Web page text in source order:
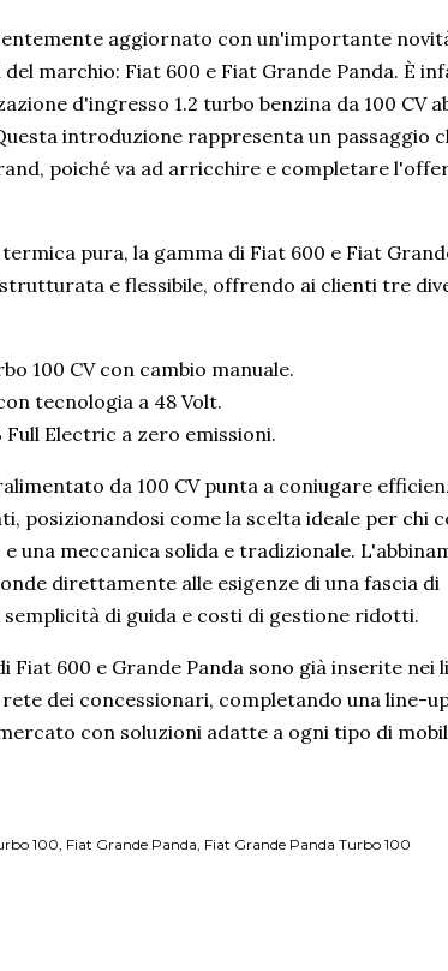
aggiornato con un'importante
marchio: Fiat 600 e Fiat Grande Panda. È
d'ingresso 1.2 turbo benzina da 100 CV
introduzione rappresenta un passaggio
poiché va ad arricchire e completare
pura, la gamma di Fiat 600 e Fiat
e flessibile, offrendo ai clienti tre
100 CV con cambio manuale.
tecnologia a 48 Volt.
Electric a zero emissioni.
da 100 CV punta a coniugare
posizionandosi come la scelta ideale per chi
una meccanica solida e tradizionale.
direttamente alle esigenze di una fascia di
di guida e costi di gestione ridotti.
Fiat 600 e Grande Panda sono già inserite nei
dei concessionari, completando una line-
con soluzioni adatte a ogni tipo di
100 Fiat Grande Panda Fiat Grande Panda Turbo 100